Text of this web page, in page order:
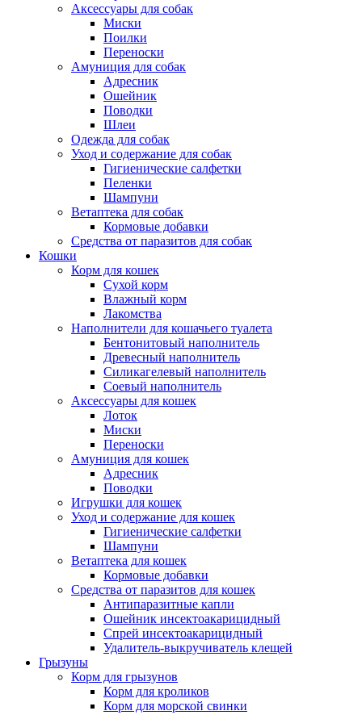
Аксессуары для собак
Миски
Поилки
Переноски
Амуниция для собак
Адресник
Ошейник
Поводки
Шлеи
Одежда для собак
Уход и содержание для собак
Гигиенические салфетки
Пеленки
Шампуни
Ветаптека для собак
Кормовые добавки
Средства от паразитов для собак
Кошки
Корм для кошек
Сухой корм
Влажный корм
Лакомства
Наполнители для кошачьего туалета
Бентонитовый наполнитель
Древесный наполнитель
Силикагелевый наполнитель
Соевый наполнитель
Аксессуары для кошек
Лоток
Миски
Переноски
Амуниция для кошек
Адресник
Поводки
Игрушки для кошек
Уход и содержание для кошек
Гигиенические салфетки
Шампуни
Ветаптека для кошек
Кормовые добавки
Средства от паразитов для кошек
Антипаразитные капли
Ошейник инсектоакарицидный
Спрей инсектоакарицидный
Удалитель-выкручиватель клещей
Грызуны
Корм для грызунов
Корм для кроликов
Корм для морской свинки